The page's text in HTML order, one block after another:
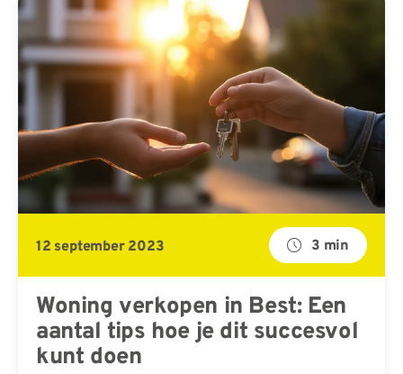
12 september 2023 3 min
Woning verkopen in Best: Een
aantal tips hoe je dit succesvol
kunt doen